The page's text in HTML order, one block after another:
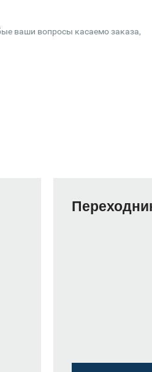
ваши вопросы касаемо заказа,